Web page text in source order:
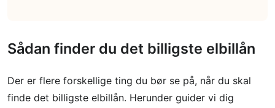
Sådan finder du det billigste elbillån
Der er flere forskellige ting du bør se på, når du skal
finde det billigste elbillån. Herunder guider vi dig